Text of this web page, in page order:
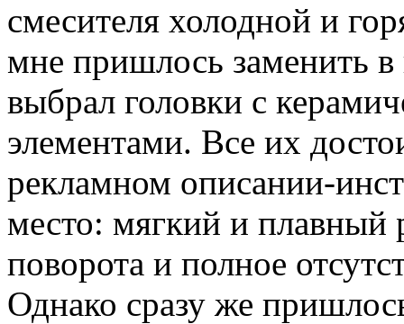
смесителя холодной и
мне пришлось заменить
выбрал головки с
элементами. Все их
рекламном описании-
место: мягкий и плавный
поворота и полное
Однако сразу же